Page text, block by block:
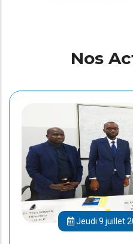
Nos
Jeudi 9 juillet